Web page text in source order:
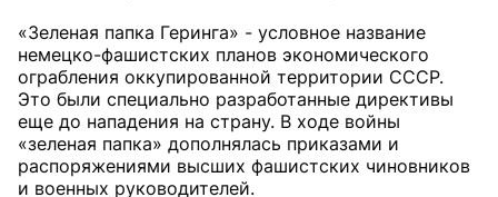
«Зеленая папка Геринга» - условное название
немецко-фашистских планов экономического
ограбления оккупированной территории СССР.
Это были специально разработанные директивы
еще до нападения на страну. В ходе войны
«зеленая папка» дополнялась приказами и
распоряжениями высших фашистских чиновников
и военных руководителей.